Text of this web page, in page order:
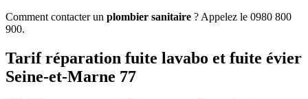
Comment contacter un plombier sanitaire ? Appelez le 0980 800
900.
Tarif réparation fuite lavabo et fuite évier
Seine-et-Marne 77